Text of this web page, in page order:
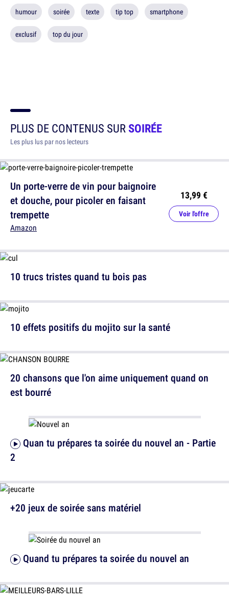
humour soirée texte tip top smartphone
exclusif top du jour
PLUS DE CONTENUS SURSOIRÉE
Les plus lus par nos lecteurs
Un porte-verre de vin pour baignoire
et douche, pour picoler en faisant
trempette
Amazon
13,99 €
Voir l'offre
10 effets positifs du mojito sur la santé
2
10 trucs tristes quand tu bois pas
20 chansons que l'on aime uniquement quand on
est bourré
+20 jeux de soirée sans matériel
Quand tu prépares ta soirée du nouvel an